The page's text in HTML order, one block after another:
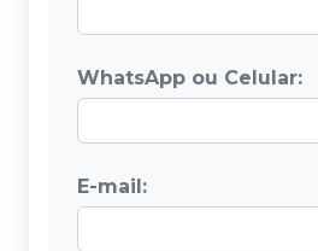
WhatsApp ou Celular:
E-mail: